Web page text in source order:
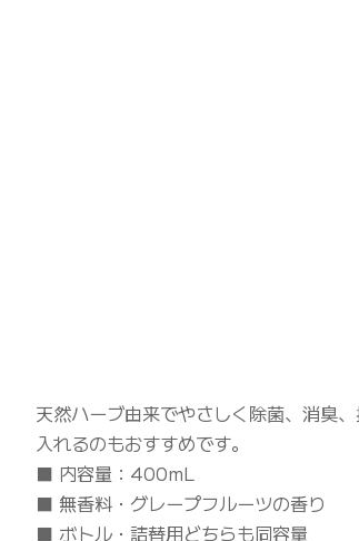
天然ハーブ由来でやさしく除菌、消臭
入れるのもおすすめです。
■ 内容量：400mL
■ 無香料・グレープフルーツの香り
■ ボトル・詰替用どちらも同容量